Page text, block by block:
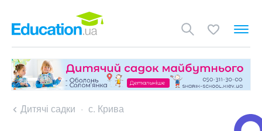
Дитячі садки с. Крива